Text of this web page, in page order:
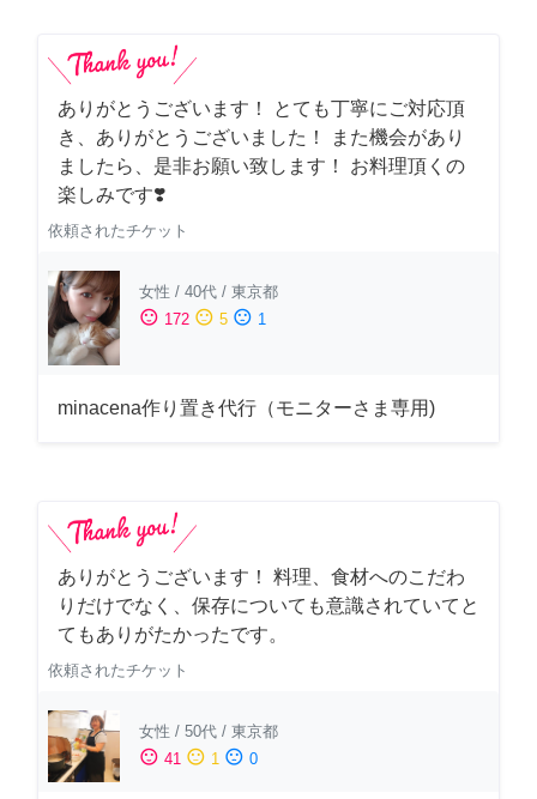
ありがとうございます！ とても丁寧にご対応頂
き、ありがとうございました！ また機会があり
ましたら、是非お願い致します！ お料理頂くの
楽しみです❣️
依頼されたチケット
女性 / 40代 / 東京都
sentiment_satisfied 172 sentiment_neutral 5 sentiment_dissatisfied 1
minacena作り置き代行（モニターさま専用)
ありがとうございます！ 料理、食材へのこだわ
りだけでなく、保存についても意識されていてと
てもありがたかったです。
依頼されたチケット
女性 / 50代 / 東京都
sentiment_satisfied 41 sentiment_neutral 1 sentiment_dissatisfied 0